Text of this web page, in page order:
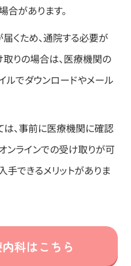
合があります。
くため、通院する必要が
取りの場合は、医療機関の
ルでダウンロードやメール
、事前に医療機関に確認
ンラインでの受け取りが可
手できるメリットがありま
科はこちら